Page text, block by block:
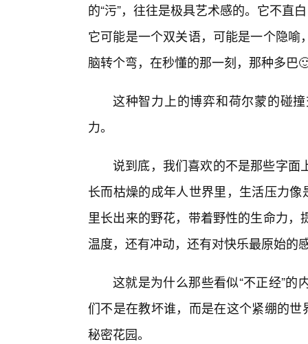
的“污”，往往是极具艺术感的。它不直
它可能是一个双关语，可能是一个隐
脑转个弯，在秒懂的那一刻，那种多巴
这种智力上的博弈和荷尔蒙的碰
力。
说到底，我们喜欢的不是那些字面
长而枯燥的成年人世界里，生活压力
里长出来的野花，带着野性的生命力
温度，还有冲动，还有对快乐最原始的
这就是为什么那些看似“不正经”
们不是在教坏谁，而是在这个紧绷的
秘密花园。